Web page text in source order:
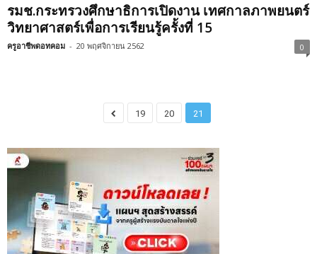
รมช.กระทรวงศึกษาธิการเปิดงาน เทศกาลภาพยนตร์
วิทยาศาสตร์เพื่อการเรียนรู้ครั้งที่ 15
ครูอาชีพดอทคอม - 20 พฤศจิกายน 2562 0
19 20 21